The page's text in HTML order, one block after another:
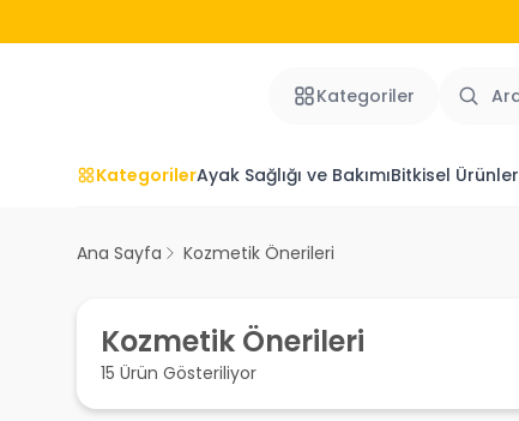
Kategoriler
KategorilerAyak Sağlığı ve BakımıBitkisel Ürünler
Ana Sayfa Kozmetik Önerileri
Kozmetik Önerileri
15 Ürün Gösteriliyor